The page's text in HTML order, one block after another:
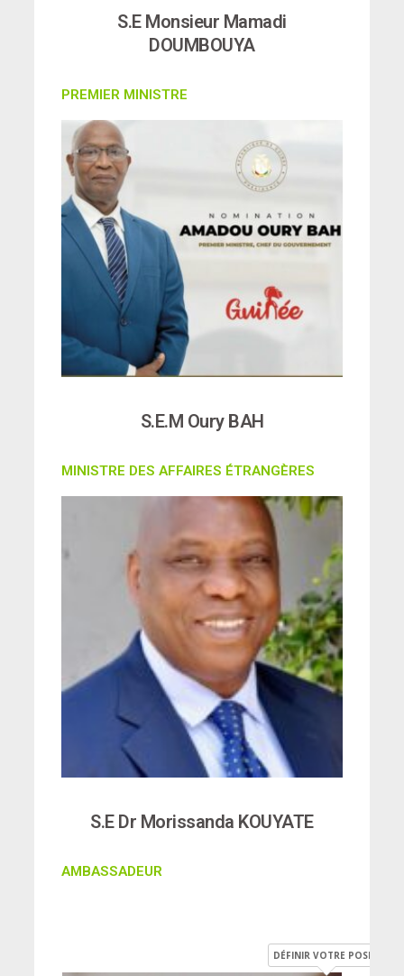
S.E Monsieur Mamadi
DOUMBOUYA
PREMIER MINISTRE
S.E.M Oury BAH
MINISTRE DES AFFAIRES ÉTRANGÈRES
S.E Dr Morissanda KOUYATE
AMBASSADEUR
DÉFINIR VOTRE POSITION